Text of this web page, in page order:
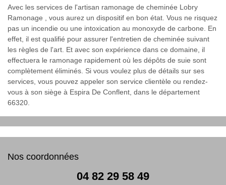
Avec les services de l'artisan ramonage de cheminée Lobry
Ramonage , vous aurez un dispositif en bon état. Vous ne risquez
pas un incendie ou une intoxication au monoxyde de carbone. En
effet, il est qualifié pour assurer l'entretien de cheminée suivant
les règles de l'art. Et avec son expérience dans ce domaine, il
effectuera le ramonage rapidement où les dépôts de suie sont
complètement éliminés. Si vous voulez plus de détails sur ses
services, vous pouvez appeler son service clientèle ou rendez-
vous à son siège à Espira De Conflent, dans le département
66320.
Nos coordonnées
04 82 29 58 49